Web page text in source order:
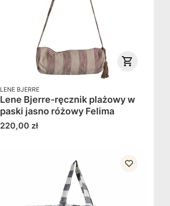
PRODUCENT
LENE BJERRE
Lene Bjerre-ręcznik plażowy w
paski jasno różowy Felima
Cena
220,00 zł